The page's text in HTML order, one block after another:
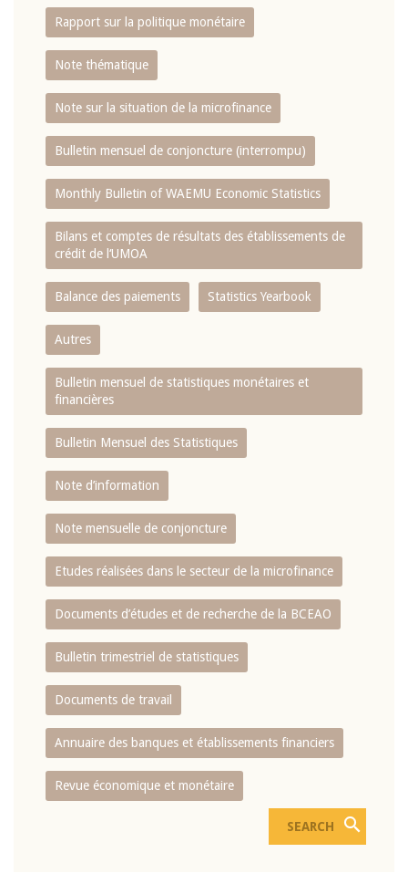
Rapport sur la politique monétaire
Note thématique
Note sur la situation de la microfinance
Bulletin mensuel de conjoncture (interrompu)
Monthly Bulletin of WAEMU Economic Statistics
Bilans et comptes de résultats des établissements de
crédit de l‘UMOA
Balance des paiements Statistics Yearbook
Autres
Bulletin mensuel de statistiques monétaires et
financières
Bulletin Mensuel des Statistiques
Note d’information
Note mensuelle de conjoncture
Etudes réalisées dans le secteur de la microfinance
Documents d’études et de recherche de la BCEAO
Bulletin trimestriel de statistiques
Documents de travail
Annuaire des banques et établissements financiers
Revue économique et monétaire